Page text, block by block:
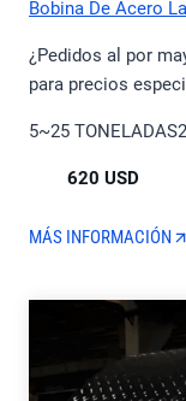
Bobina De Acero
¿Pedidos al por
para precios
5~25 TONELADAS
620 USD
MÁS INFORMACIÓN